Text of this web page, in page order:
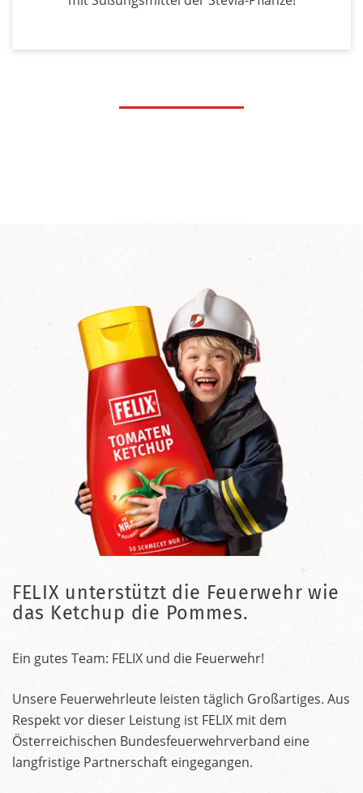
FELIX unterstützt die Feuerwehr wie
das Ketchup die Pommes.
Ein gutes Team: FELIX und die Feuerwehr!
Unsere Feuerwehrleute leisten täglich Großartiges. Aus
Respekt vor dieser Leistung ist FELIX mit dem
Österreichischen Bundesfeuerwehrverband eine
langfristige Partnerschaft eingegangen.